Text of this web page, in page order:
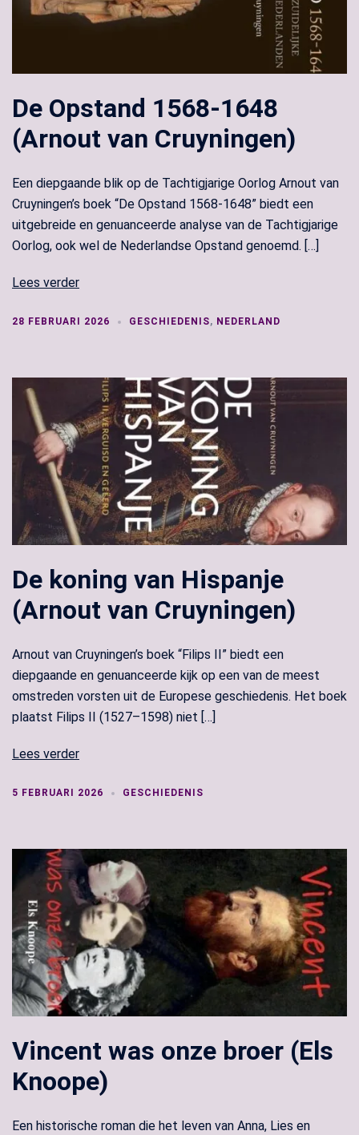
De Opstand 1568-1648
(Arnout van Cruyningen)
Een diepgaande blik op de Tachtigjarige Oorlog Arnout van
Cruyningen’s boek “De Opstand 1568-1648” biedt een
uitgebreide en genuanceerde analyse van de Tachtigjarige
Oorlog, ook wel de Nederlandse Opstand genoemd. […]
Lees verder
28 FEBRUARI 2026 GESCHIEDENIS, NEDERLAND
De koning van Hispanje
(Arnout van Cruyningen)
Arnout van Cruyningen’s boek “Filips II” biedt een
diepgaande en genuanceerde kijk op een van de meest
omstreden vorsten uit de Europese geschiedenis. Het boek
plaatst Filips II (1527–1598) niet […]
Lees verder
5 FEBRUARI 2026 GESCHIEDENIS
Vincent was onze broer (Els
Knoope)
Een historische roman die het leven van Anna, Lies en